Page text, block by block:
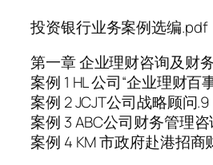
投资银行业务案例选编.pdf
第一章 企业理财咨询及财
案例 1 HL 公司“企业理财百
案例 2 JCJT公司战略顾问.9
案例 3 ABC公司财务管理咨
案例 4 KM 市政府赴港招商